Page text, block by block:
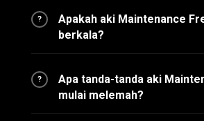
?
Apakah aki Maintenance
berkala?
?
Apa tanda-tanda aki
mulai melemah?